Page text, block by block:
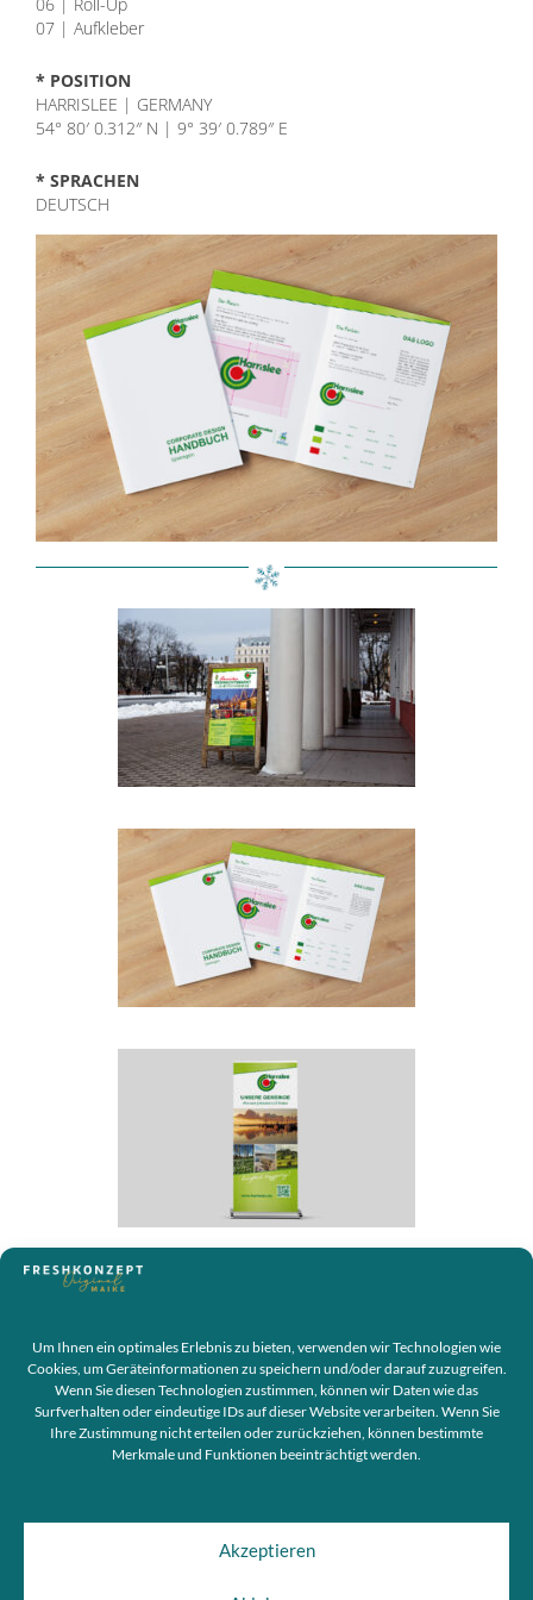
Um Ihnen ein optimales Erlebnis zu bieten, verwenden wir Technologien wie
Cookies, um Geräteinformationen zu speichern und/oder darauf zuzugreifen.
Wenn Sie diesen Technologien zustimmen, können wir Daten wie das
Surfverhalten oder eindeutige IDs auf dieser Website verarbeiten. Wenn Sie
Ihre Zustimmung nicht erteilen oder zurückziehen, können bestimmte
Merkmale und Funktionen beeinträchtigt werden.
Akzeptieren
07 | Aufkleber
* POSITION
HARRISLEE | GERMANY
54° 80′ 0.312″ N | 9° 39′ 0.789″ E
* SPRACHEN
DEUTSCH
« Zurück
+49(0) 461 840 5235
info@freshkonzept.de